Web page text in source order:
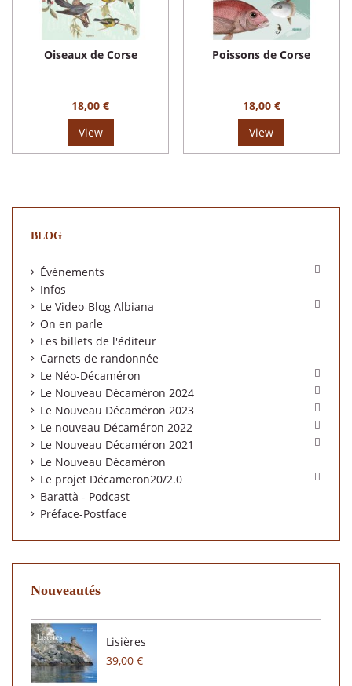
Oiseaux de Corse
18,00 €
View
Poissons de Corse
18,00 €
View
BLOG
Évènements 
Infos
Le Video-Blog Albiana

On en parle
Les billets de l'éditeur
Carnets de randonnée
Le Néo-Décaméron

Le Nouveau Décaméron 2024 
Le Nouveau Décaméron 2023 
Le nouveau Décaméron 2022 
Le Nouveau Décaméron 2021 
Le Nouveau Décaméron
Le projet Décameron20/2.0

Barattà - Podcast
Préface-Postface
Nouveautés
Lisières
39,00 €